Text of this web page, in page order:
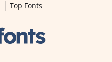
Top Fonts